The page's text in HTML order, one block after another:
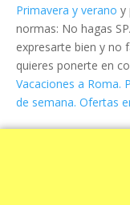
Primavera y verano y
normas: No hagas
expresarte bien y no
quieres ponerte en
Vacaciones a Roma.
de semana. Ofertas